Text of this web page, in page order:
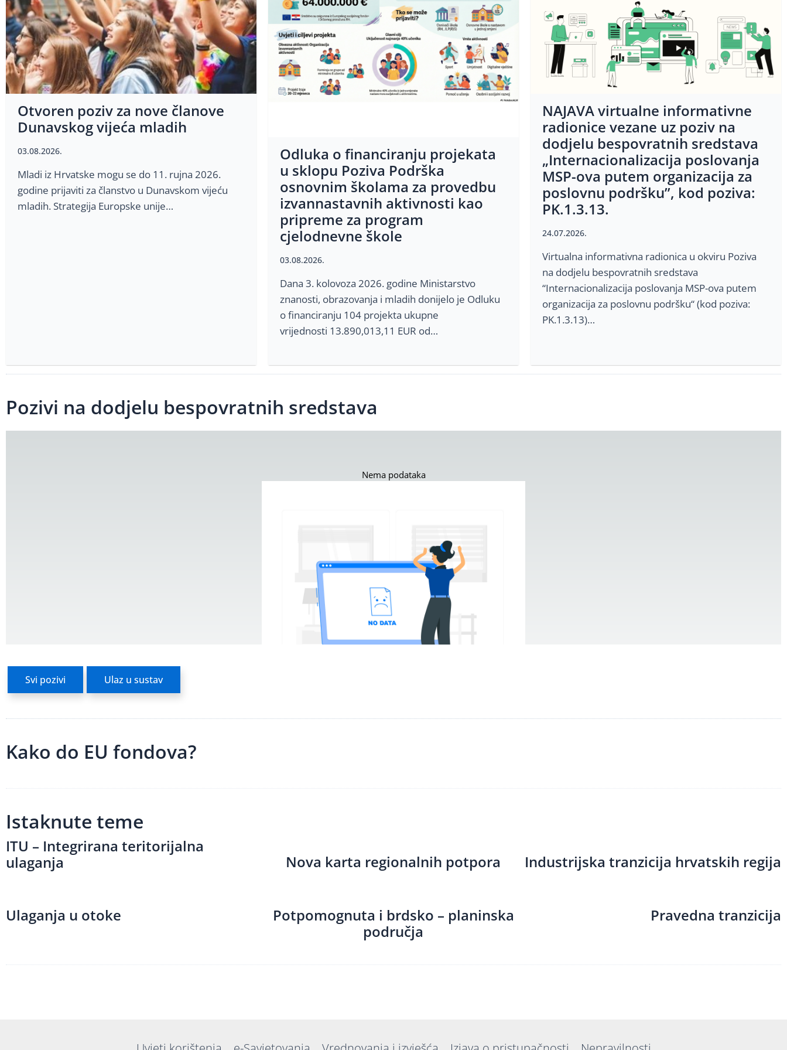
Otvoren poziv za nove članove
Dunavskog vijeća mladih
03.08.2026.
Mladi iz Hrvatske mogu se do 11. rujna 2026.
godine prijaviti za članstvo u Dunavskom vijeću
mladih. Strategija Europske unije…
Odluka o financiranju projekata
u sklopu Poziva Podrška
osnovnim školama za provedbu
izvannastavnih aktivnosti kao
pripreme za program
cjelodnevne škole
03.08.2026.
Dana 3. kolovoza 2026. godine Ministarstvo
znanosti, obrazovanja i mladih donijelo je Odluku
o financiranju 104 projekta ukupne
vrijednosti 13.890,013,11 EUR od…
NAJAVA virtualne informativne
radionice vezane uz poziv na
dodjelu bespovratnih sredstava
„Internacionalizacija poslovanja
MSP-ova putem organizacija za
poslovnu podršku”, kod poziva:
PK.1.3.13.
24.07.2026.
Virtualna informativna radionica u okviru Poziva
na dodjelu bespovratnih sredstava
“Internacionalizacija poslovanja MSP-ova putem
organizacija za poslovnu podršku“ (kod poziva:
PK.1.3.13)…
Pozivi na dodjelu bespovratnih sredstava
Svi pozivi Ulaz u sustav
Kako do EU fondova?
Istaknute teme
ITU – Integrirana teritorijalna
ulaganja
Nova karta regionalnih potpora Industrijska tranzicija hrvatskih regija
Ulaganja u otoke
Potpomognuta i brdsko – planinska
područja
Pravedna tranzicija